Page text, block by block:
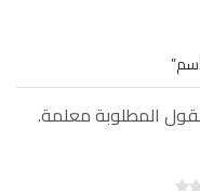
المطلوبة معلمة.